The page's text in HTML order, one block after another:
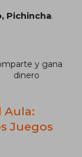
Pichincha.
y gana
dinero
Aula:
Juegos